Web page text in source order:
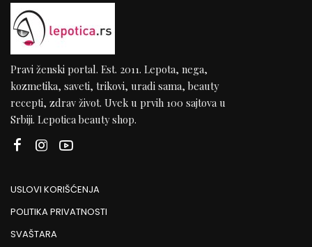
Pravi ženski portal. Est. 2011. Lepota, nega,
kozmetika, saveti, trikovi, uradi sama, beauty
recepti, zdrav život. Uvek u prvih 100 sajtova u
Srbiji. Lepotica beauty shop.
USLOVI KORIŠĆENJA
POLITIKA PRIVATNOSTI
SVAŠTARA